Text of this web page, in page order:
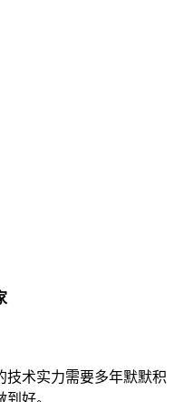
技术实力需要多年默默积
好。